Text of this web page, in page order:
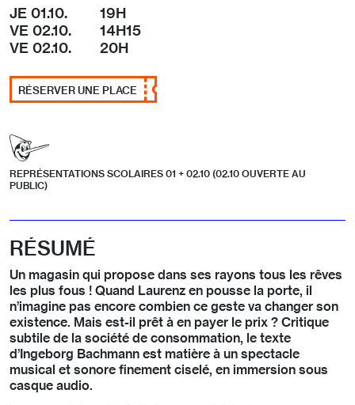
JE 01.10.
19H
VE 02.10.
14H15
VE 02.10.
20H
RÉSERVER UNE PLACE
REPRÉSENTATIONS SCOLAIRES 01 + 02.10 (02.10 OUVERTE AU
PUBLIC)
RÉSUMÉ
Un magasin qui propose dans ses rayons tous les rêves
les plus fous ! Quand Laurenz en pousse la porte, il
n’imagine pas encore combien ce geste va changer son
existence. Mais est-il prêt à en payer le prix ? Critique
subtile de la société de consommation, le texte
d’Ingeborg Bachmann est matière à un spectacle
musical et sonore finement ciselé, en immersion sous
casque audio.